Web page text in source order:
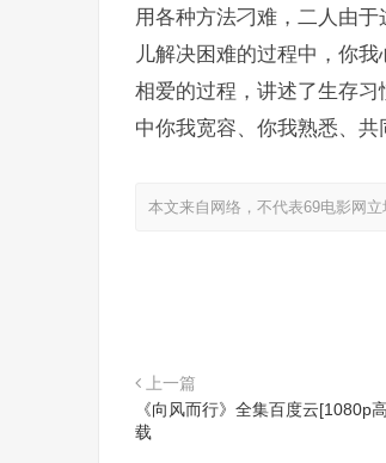
用各种方法刁难，二人由
儿解决困难的过程中，你
相爱的过程，讲述了生存
中你我宽容、你我熟悉、共
本文来自网络，不代表69电影网立
上一篇
《向风而行》全集百度云[1080p
载